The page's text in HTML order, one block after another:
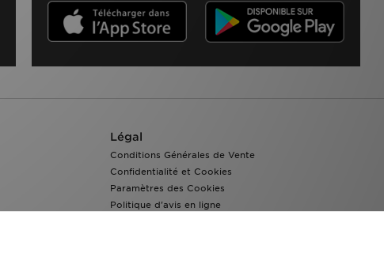
Légal
Conditions Générales de Vente
Confidentialité et Cookies
Paramètres des Cookies
Politique d'avis en ligne